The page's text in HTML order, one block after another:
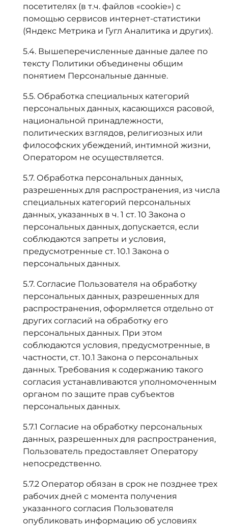
посетителях (в т.ч. файлов «cookie») с
помощью сервисов интернет-статистики
(Яндекс Метрика и Гугл Аналитика и других).
5.4. Вышеперечисленные данные далее по
тексту Политики объединены общим
понятием Персональные данные.
5.5. Обработка специальных категорий
персональных данных, касающихся расовой,
национальной принадлежности,
политических взглядов, религиозных или
философских убеждений, интимной жизни,
Оператором не осуществляется.
5.7. Обработка персональных данных,
разрешенных для распространения, из числа
специальных категорий персональных
данных, указанных в ч. 1 ст. 10 Закона о
персональных данных, допускается, если
соблюдаются запреты и условия,
предусмотренные ст. 10.1 Закона о
персональных данных.
5.7. Согласие Пользователя на обработку
персональных данных, разрешенных для
распространения, оформляется отдельно от
других согласий на обработку его
персональных данных. При этом
соблюдаются условия, предусмотренные, в
частности, ст. 10.1 Закона о персональных
данных. Требования к содержанию такого
согласия устанавливаются уполномоченным
органом по защите прав субъектов
персональных данных.
5.7.1 Согласие на обработку персональных
данных, разрешенных для распространения,
Пользователь предоставляет Оператору
непосредственно.
5.7.2 Оператор обязан в срок не позднее трех
рабочих дней с момента получения
указанного согласия Пользователя
опубликовать информацию об условиях